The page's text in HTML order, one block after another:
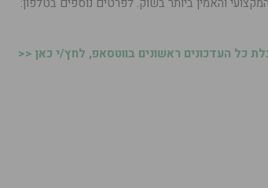
כל העדכונים ראשונים בווטסאפ, לחץ/י כאן <<